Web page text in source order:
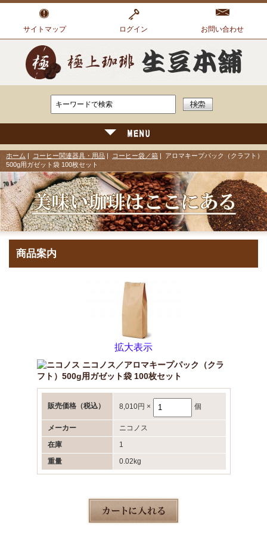
サイトマップ ログイン お問い合わせ
ホーム コーヒー関連器具・用品 コーヒー袋／箱 | アロマキープパック（クラフト）
500g用ガゼット袋 100枚セット
商品案内
拡大表示
ニコノス／アロマキープパック（クラ
フト）500g用ガゼット袋 100枚セット
販売価格（税込） 8,010円 × 個
メーカー
ニコノス
在庫
1
重量
0.02kg